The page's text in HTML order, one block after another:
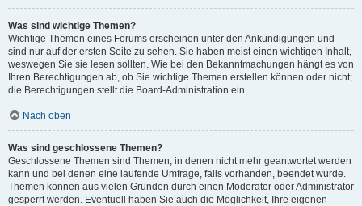
Was sind wichtige Themen?
Wichtige Themen eines Forums erscheinen unter den Ankündigungen und
sind nur auf der ersten Seite zu sehen. Sie haben meist einen wichtigen Inhalt,
weswegen Sie sie lesen sollten. Wie bei den Bekanntmachungen hängt es von
Ihren Berechtigungen ab, ob Sie wichtige Themen erstellen können oder nicht;
die Berechtigungen stellt die Board-Administration ein.
Nach oben
Was sind geschlossene Themen?
Geschlossene Themen sind Themen, in denen nicht mehr geantwortet werden
kann und bei denen eine laufende Umfrage, falls vorhanden, beendet wurde.
Themen können aus vielen Gründen durch einen Moderator oder Administrator
gesperrt werden. Eventuell haben Sie auch die Möglichkeit, Ihre eigenen